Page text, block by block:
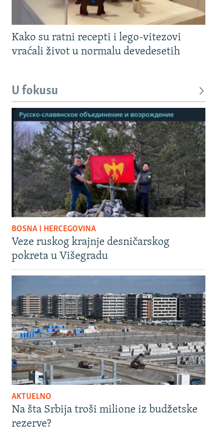
Kako su ratni recepti i lego-vitezovi
vraćali život u normalu devedesetih
U fokusu
BOSNA I HERCEGOVINA
Veze ruskog krajnje desničarskog
pokreta u Višegradu
AKTUELNO
Na šta Srbija troši milione iz budžetske
rezerve?